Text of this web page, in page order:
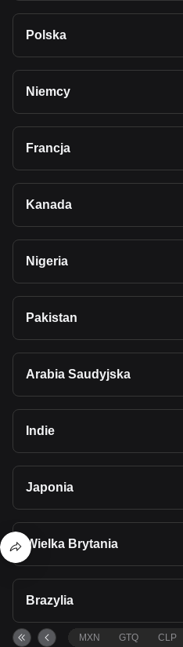
Polska
Niemcy
Francja
Kanada
Nigeria
Pakistan
Arabia Saudyjska
Indie
Japonia
Wielka Brytania
Brazylia
MXN GTQ CLP